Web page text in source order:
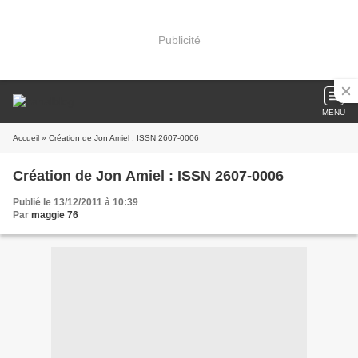
Publicité
MENU
Accueil » Création de Jon Amiel : ISSN 2607-0006
Création de Jon Amiel : ISSN 2607-0006
Publié le 13/12/2011 à 10:39
Par maggie 76